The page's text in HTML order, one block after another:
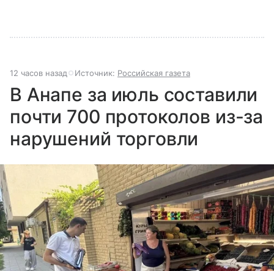
12 часов назад Источник: Российская газета
В Анапе за июль составили
почти 700 протоколов из-за
нарушений торговли